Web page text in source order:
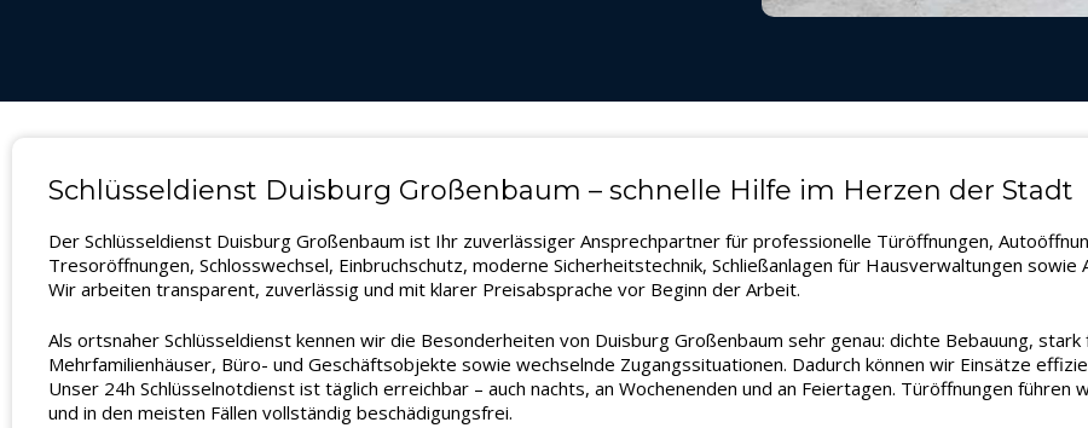
Schlüsseldienst Duisburg Großenbaum – schnelle Hilfe im Herzen der Stadt
Der Schlüsseldienst Duisburg Großenbaum ist Ihr zuverlässiger Ansprechpartner für professionelle Türöffnungen,
Tresoröffnungen, Schlosswechsel, Einbruchschutz, moderne Sicherheitstechnik, Schließanlagen für Hausverwaltungen
Wir arbeiten transparent, zuverlässig und mit klarer Preisabsprache vor Beginn der Arbeit.
Als ortsnaher Schlüsseldienst kennen wir die Besonderheiten von Duisburg Großenbaum sehr genau: dichte Bebauung,
Mehrfamilienhäuser, Büro- und Geschäftsobjekte sowie wechselnde Zugangssituationen. Dadurch können wir Einsätze
Unser 24h Schlüsselnotdienst ist täglich erreichbar – auch nachts, an Wochenenden und an Feiertagen. Türöffnungen führen
und in den meisten Fällen vollständig beschädigungsfrei.